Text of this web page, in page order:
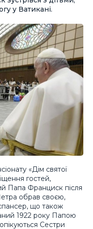
у Ватикані.
«Дім святої
гостей,
Папа Франциск після
обрав своєю,
що також
1922 року Папою
Сестри